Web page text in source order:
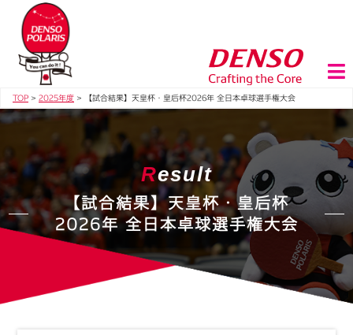
TOP > 2025年度 > 【試合結果】天皇杯・皇后杯2026年 全日本卓球選手権大会
Result
【試合結果】天皇杯・皇后杯
2026年 全日本卓球選手権大会